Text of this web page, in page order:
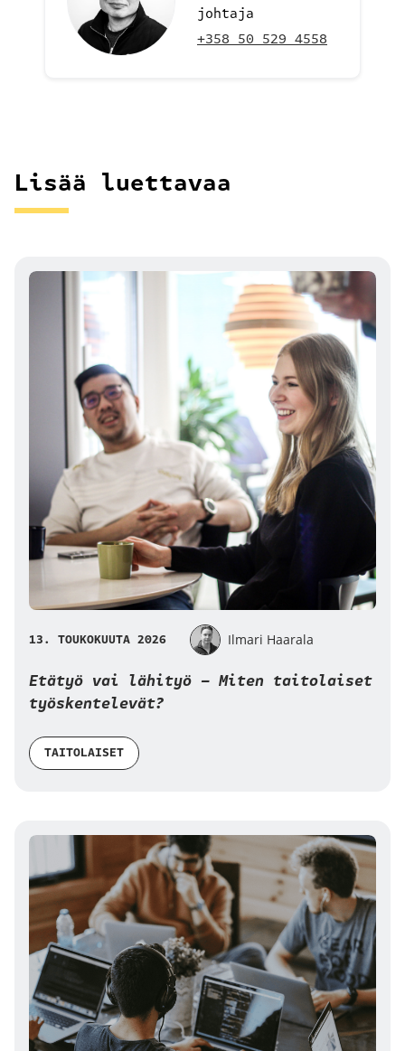
johtaja
+358 50 529 4558
Lisää luettavaa
13. TOUKOKUUTA 2026 Ilmari Haarala
Etätyö vai lähityö – Miten taitolaiset
työskentelevät?
TAITOLAISET